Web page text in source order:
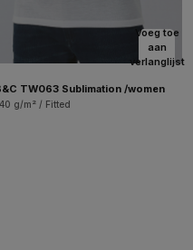
Voeg toe
aan
verlanglijst
TW063 Sublimation /women
g/m² / Fitted